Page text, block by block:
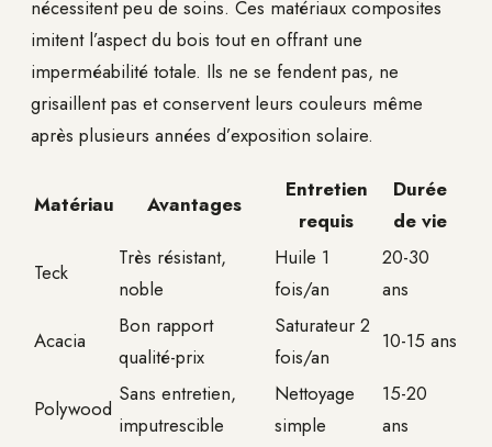
nécessitent peu de soins. Ces matériaux composites
imitent l’aspect du bois tout en offrant une
imperméabilité totale. Ils ne se fendent pas, ne
grisaillent pas et conservent leurs couleurs même
après plusieurs années d’exposition solaire.
Matériau Avantages
Entretien
requis
Durée
de vie
Teck
Très résistant,
noble
Huile 1
fois/an
20-30
ans
Acacia
Bon rapport
qualité-prix
Saturateur 2
fois/an
10-15 ans
Polywood
Sans entretien,
imputrescible
Nettoyage
simple
15-20
ans